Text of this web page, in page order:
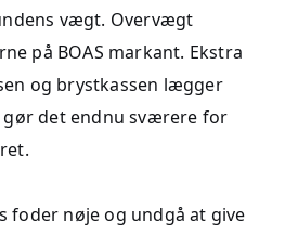
vægt. Overvægt
på BOAS markant. Ekstra
og brystkassen lægger
gør det endnu sværere for
foder nøje og undgå at give